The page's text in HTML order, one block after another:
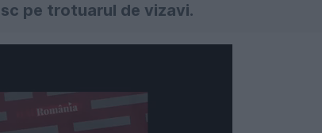
pe trotuarul de vizavi.